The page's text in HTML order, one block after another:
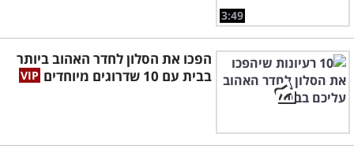
3:49
הפכו את הסלון לחדר האהוב ביותר
בבית עם 10 שדרוגים מיוחדים